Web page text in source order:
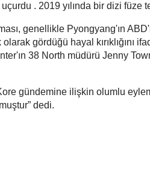
. 2019 yılında bir dizi füze
genellikle Pyongyang'ın
gördüğü hayal kırıklığını
38 North müdürü Jenny
gündemine ilişkin olumlu
dedi.